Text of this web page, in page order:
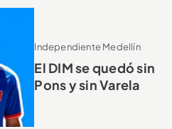
Independiente Medellín
El DIM se quedó sin
Pons y sin Varela